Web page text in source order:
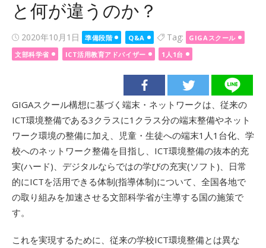
と何が違うのか？
Posted
on
2020年10月1日 準備段階 Q&A Tag:
GIGAスクール
文部科学省
ICT活用教育アドバイザー 1人1台
GIGAスクール構想に基づく端末・ネットワークは、従来の
ICT環境整備である3クラスに1クラス分の端末整備やネット
ワーク環境の整備に加え、児童・生徒への端末1人1台化、学
校へのネットワーク整備を目指し、ICT環境整備の抜本的充
実(ハード)、デジタルならではの学びの充実(ソフト)、日常
的にICTを活用できる体制(指導体制)について、全国各地で
の取り組みを加速させる文部科学省が主導する国の施策で
す。
これを実現するために、従来の学校ICT環境整備とは異な